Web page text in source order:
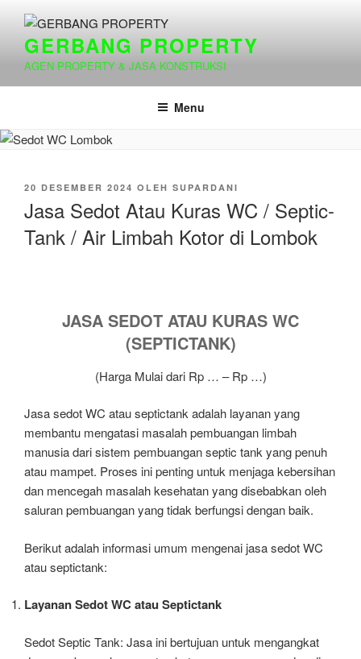
kontenGERBANG PROPERTY
AGEN PROPERTY & JASA KONSTRUKSI
Menu
DIPOSKAN
PADA
20 DESEMBER 2024 OLEH SUPARDANI
Jasa Sedot Atau Kuras WC / Septic-
Tank / Air Limbah Kotor di Lombok
JASA SEDOT ATAU KURAS WC
(SEPTICTANK)
(Harga Mulai dari Rp … – Rp …)
Jasa sedot WC atau septictank adalah layanan yang
membantu mengatasi masalah pembuangan limbah
manusia dari sistem pembuangan septic tank yang penuh
atau mampet. Proses ini penting untuk menjaga kebersihan
dan mencegah masalah kesehatan yang disebabkan oleh
saluran pembuangan yang tidak berfungsi dengan baik.
Berikut adalah informasi umum mengenai jasa sedot WC
atau septictank:
Layanan Sedot WC atau Septictank
Sedot Septic Tank: Jasa ini bertujuan untuk mengangkat